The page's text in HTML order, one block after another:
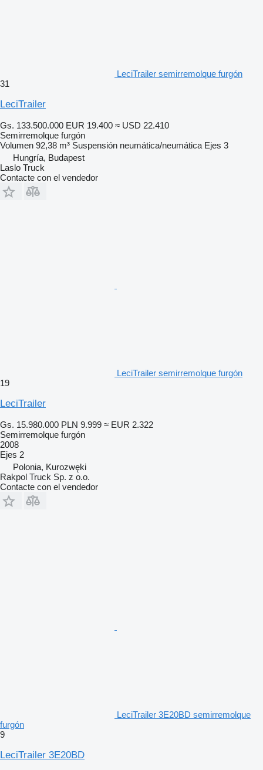
LeciTrailer semirremolque furgón
31
LeciTrailer
Gs. 133.500.000 EUR 19.400 ≈ USD 22.410
Semirremolque furgón
Volumen 92,38 m³ Suspensión neumática/neumática Ejes 3
Hungría, Budapest
Laslo Truck
Contacte con el vendedor
LeciTrailer semirremolque furgón
19
LeciTrailer
Gs. 15.980.000 PLN 9.999 ≈ EUR 2.322
Semirremolque furgón
2008
Ejes 2
Polonia, Kurozwęki
Rakpol Truck Sp. z o.o.
Contacte con el vendedor
LeciTrailer 3E20BD semirremolque
furgón
9
LeciTrailer 3E20BD